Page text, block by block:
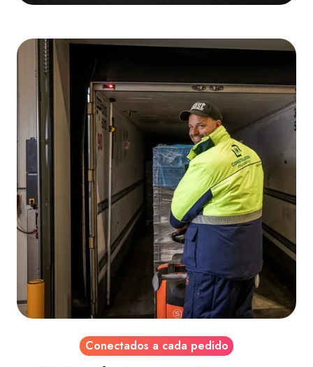
Conectados a cada pedido